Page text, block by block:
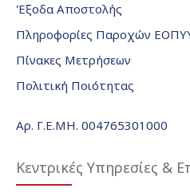
Έξοδα Αποστολής
Πληροφορίες Παροχών
Πίνακες Μετρήσεων
Πολιτική Ποιότητας
Αρ. Γ.Ε.ΜΗ. 004765301000
Κεντρικές Υπηρεσίες &